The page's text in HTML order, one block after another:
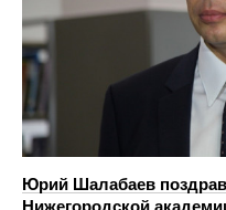
Юрий Шалабаев
Нижегородской